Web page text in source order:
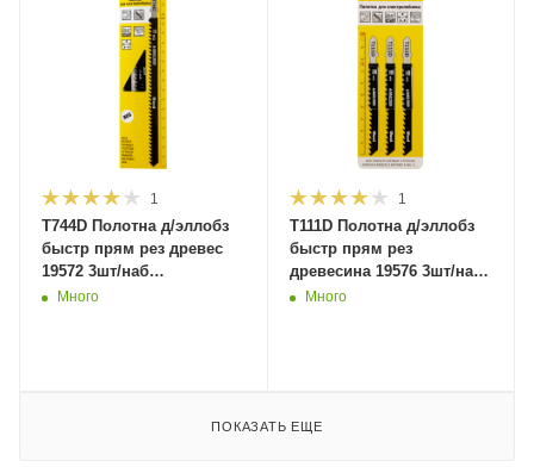
1
T744D Полотна д/эллобз
быстр прям рез древес
19572 3шт/наб
4*155*180мм(25/100)MaxiTool
Много
1
T111D Полотна д/эллобз
быстр прям рез
древесина 19576 3шт/наб
4*75*100мм(10/100/600)MaxiTool
Много
ПОКАЗАТЬ ЕЩЕ